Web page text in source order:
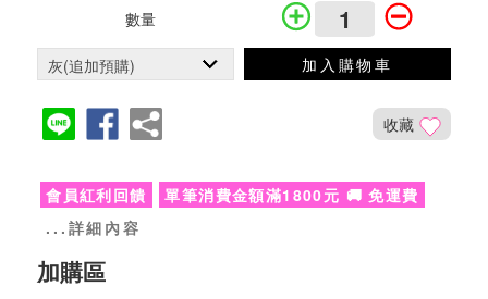
數量
加入購物車
收藏
會員紅利回饋
單筆消費金額滿1800元 🚚 免運費
...詳細內容